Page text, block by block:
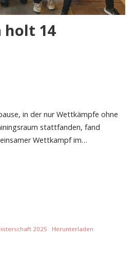
holt 14
in der nur Wettkämpfe ohne
stattfanden, fand
Wettkampf im…
2025 Herunterladen